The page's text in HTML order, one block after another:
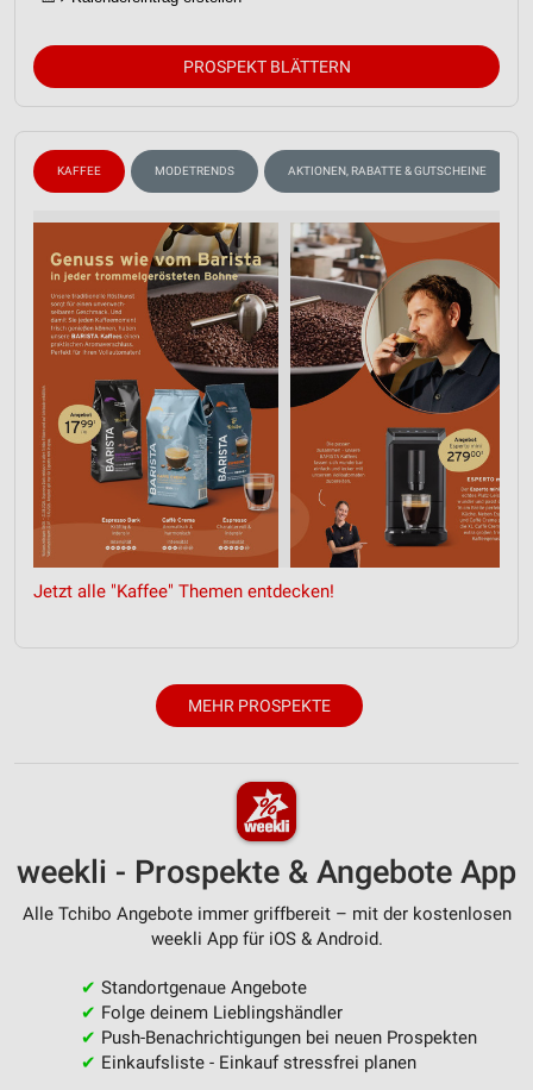
PROSPEKT BLÄTTERN
KAFFEE MODETRENDS AKTIONEN, RABATTE & GUTSCHEINE
Jetzt alle "Kaffee" Themen entdecken!
MEHR PROSPEKTE
weekli - Prospekte & Angebote App
Alle Tchibo Angebote immer griffbereit – mit der kostenlosen
weekli App für iOS & Android.
✔ Standortgenaue Angebote
✔ Folge deinem Lieblingshändler
✔ Push-Benachrichtigungen bei neuen Prospekten
✔ Einkaufsliste - Einkauf stressfrei planen